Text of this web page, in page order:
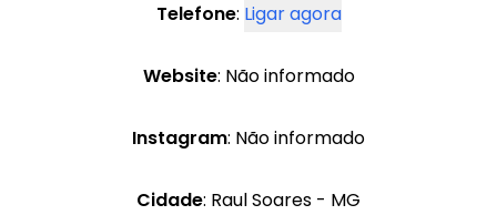
Telefone: Ligar agora
Website: Não informado
Instagram: Não informado
Cidade: Raul Soares - MG